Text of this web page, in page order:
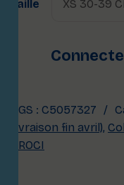
Taille
UGS : C5057327
(livraison fin avril),
CROCI